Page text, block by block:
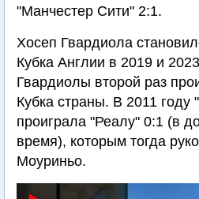
"Манчестер Сити" 2:1.
Хосеп Гвардиола
Кубка Англии в 2019 и
Гвардиолы второй раз
Кубка страны. В 2011 году
проиграла "Реалу" 0:1 (в
время), которым тогда
Моуриньо.